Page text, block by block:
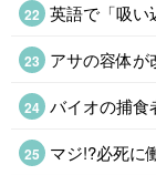
英語で「吸い